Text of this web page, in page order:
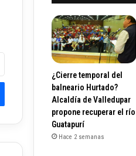
¿Cierre temporal del
balneario Hurtado?
Alcaldía de Valledupar
propone recuperar el río
Guatapurí
Hace 2 semanas